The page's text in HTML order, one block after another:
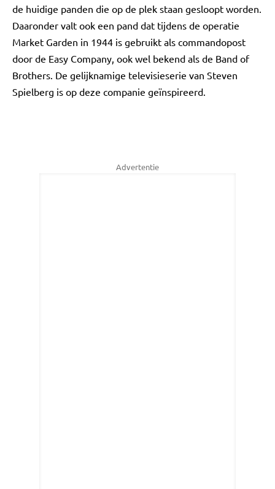
de huidige panden die op de plek staan gesloopt worden.
Daaronder valt ook een pand dat tijdens de operatie
Market Garden in 1944 is gebruikt als commandopost
door de Easy Company, ook wel bekend als de Band of
Brothers. De gelijknamige televisieserie van Steven
Spielberg is op deze companie geïnspireerd.
Advertentie